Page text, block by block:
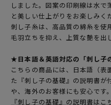
しました。図案の印刷線は水で
と美しい仕上がりをお楽しみく
刺し子糸は、高品質の綿糸を使
毛羽立ちを抑え、上質な艶を出
★日本語＆英語対応の「刺し子
こちらの商品には、日本語（表
た『刺し子の基礎』の説明書が
や、海外のお客様にも安心です。
『刺し子の基礎』の説明書はこ